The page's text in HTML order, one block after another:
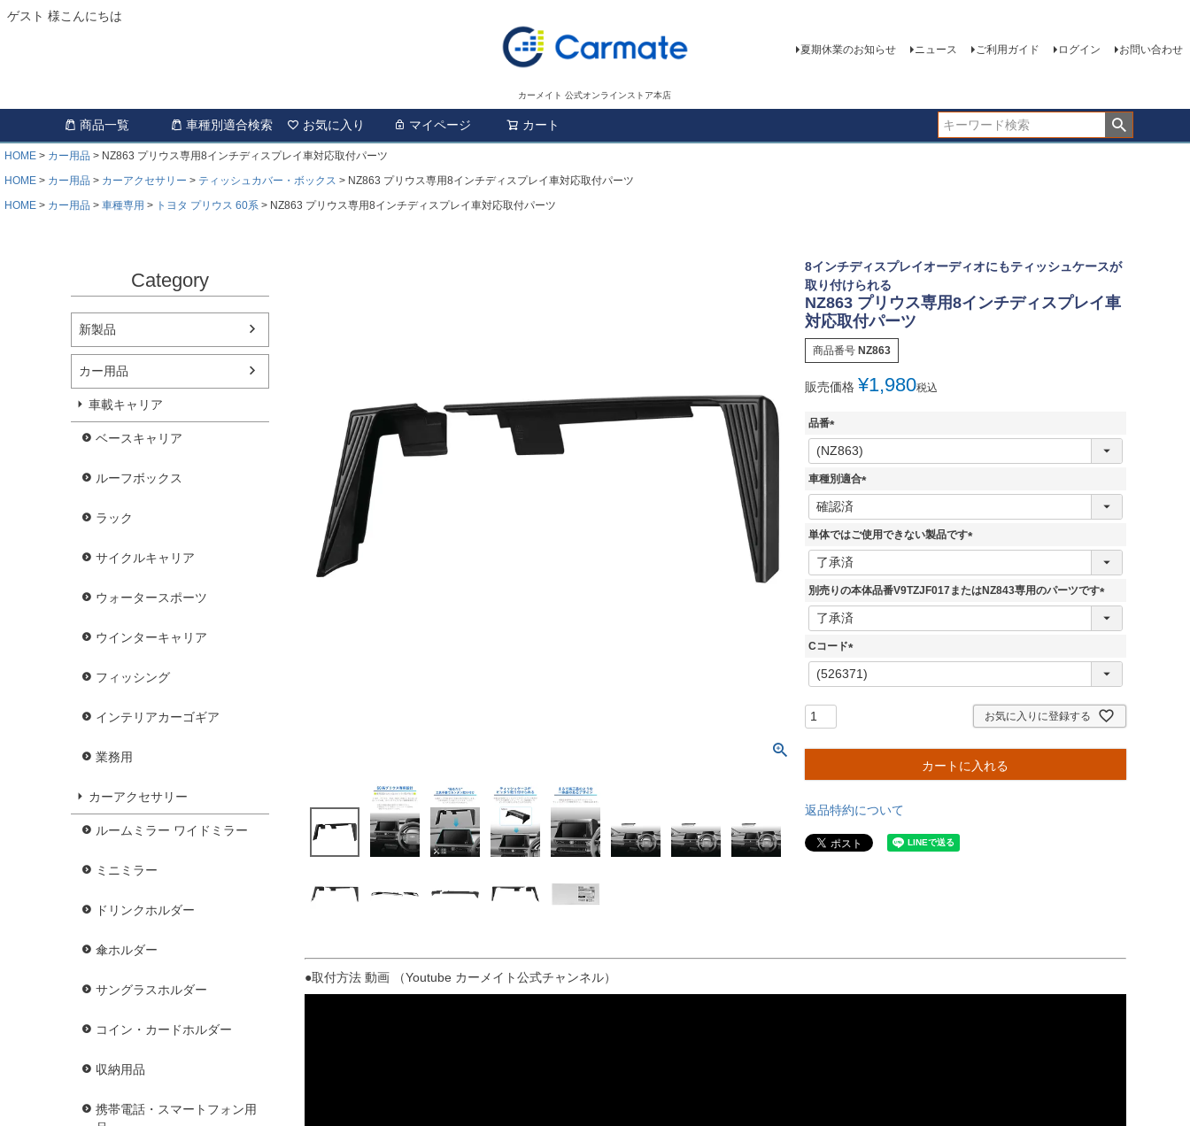
ゲスト 様こんにちは
カーメイト 公式オンラインストア本店
夏期休業のお知らせ ニュース ご利用ガイド ログイン お問い合わせ
商品一覧 車種別適合検索 お気に入り マイページ カート
HOME カー用品
NZ863 プリウス専用8インチディスプレイ車対応取付パーツ
HOME
カー用品 カーアクセサリー ティッシュカバー・ボックス
NZ863 プリウス専用8インチディスプレイ車対応取付パーツ
HOME
カー用品 車種専用 トヨタ プリウス 60系 NZ863 プリウス専用8インチディスプレイ車対応取付パーツ
Category
新製品
カー用品
車載キャリア
ベースキャリア
ルーフボックス
ラック
サイクルキャリア
ウォータースポーツ
ウインターキャリア
フィッシング
インテリアカーゴギア
業務用
カーアクセサリー
ルームミラー ワイドミラー
ミニミラー
ドリンクホルダー
傘ホルダー
サングラスホルダー
コイン・カードホルダー
収納用品
携帯電話・スマートフォン用
8インチディスプレイオーディオにもティッシュケースが
取り付けられる
NZ863 プリウス専用8インチディスプレイ車
対応取付パーツ
商品番号 NZ863
販売価格 ¥1,980税込
品番
(
必
須
車種別適合
(
須
単体ではご使用できない製品です
(
須
別売りの本体品番V9TZJF017またはNZ843専用のパーツです
(
Cコード
(
必
お気に入りに登録する
カートに入れる
返品特約について
●取付方法 動画 （Youtube カーメイト公式チャンネル）